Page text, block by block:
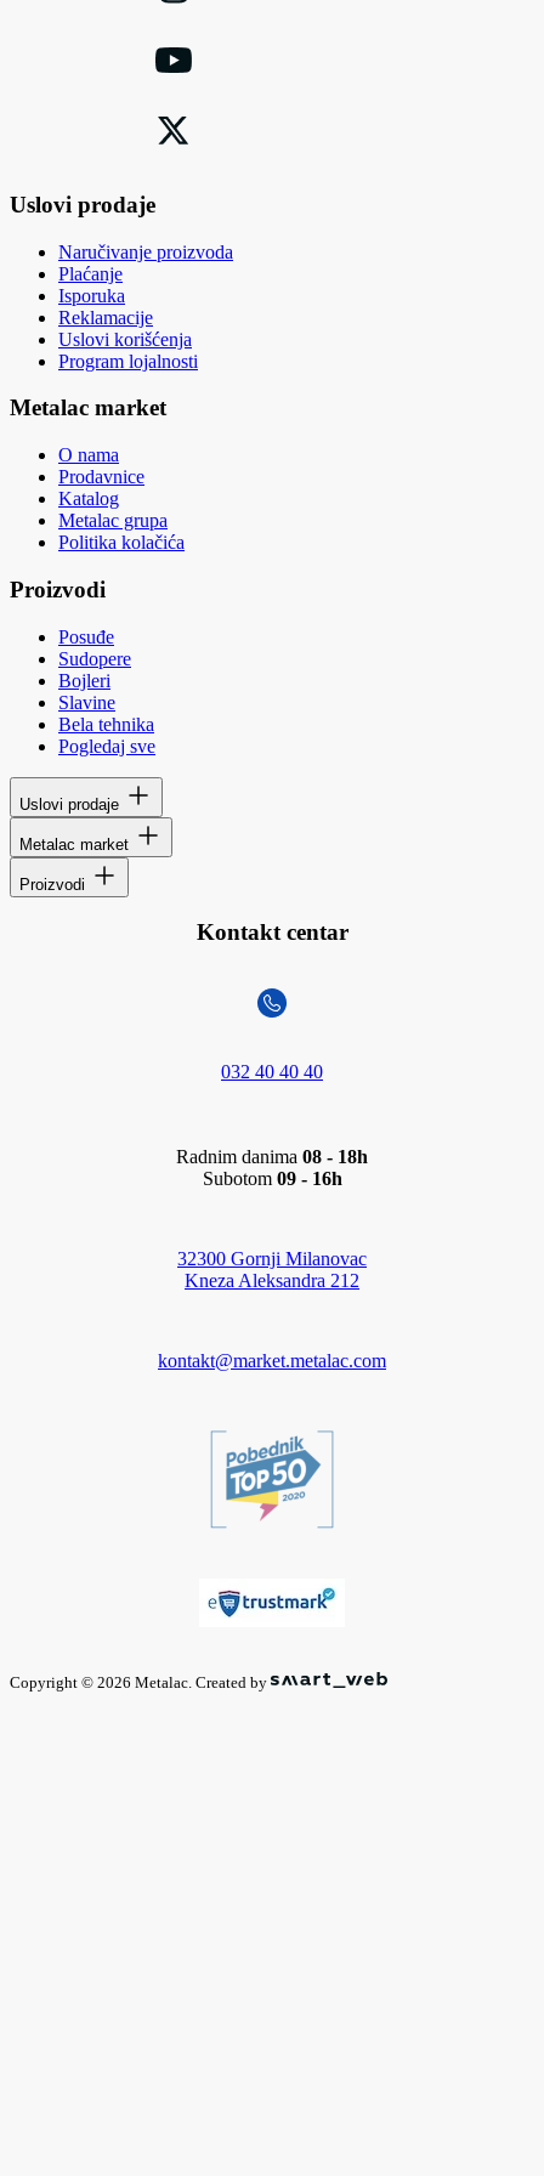
Uslovi prodaje
Naručivanje proizvoda
Plaćanje
Isporuka
Reklamacije
Uslovi korišćenja
Program lojalnosti
Metalac market
O nama
Prodavnice
Katalog
Metalac grupa
Politika kolačića
Proizvodi
Posuđe
Sudopere
Bojleri
Slavine
Bela tehnika
Pogledaj sve
Uslovi prodaje
Metalac market
Proizvodi
Kontakt centar
032 40 40 40
Radnim danima 08 - 18h
Subotom 09 - 16h
32300 Gornji Milanovac
Kneza Aleksandra 212
kontakt@market.metalac.com
Copyright © 2026 Metalac. Created by